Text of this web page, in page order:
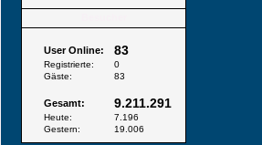
User Online: 83
Registrierte:
0
Gäste:
83
Gesamt: 9.211.291
Heute:
7.196
Gestern:
19.006